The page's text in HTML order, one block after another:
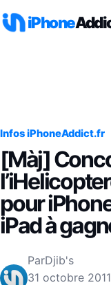
iPhone
Infos iPhoneAddict.fr
[Màj]
pour
iPad à
ParDjib's
31 octobre